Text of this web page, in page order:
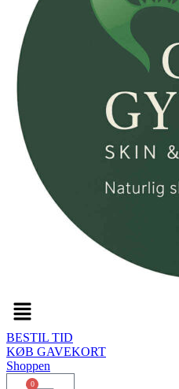
Menu
BESTIL TID
KØB GAVEKORT
Shoppen
0